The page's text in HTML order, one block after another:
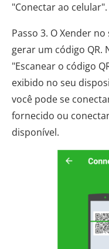
"Conectar ao celular".
Passo 3. O Xender
gerar um código QR.
"Escanear o código
exibido no seu
você pode se
fornecido ou
disponível.